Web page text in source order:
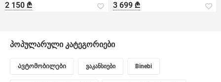
2 150 ₾ 3 699 ₾
პოპულარული კატეგორიები
Ავტომობილები ვაკანსიები Binebi